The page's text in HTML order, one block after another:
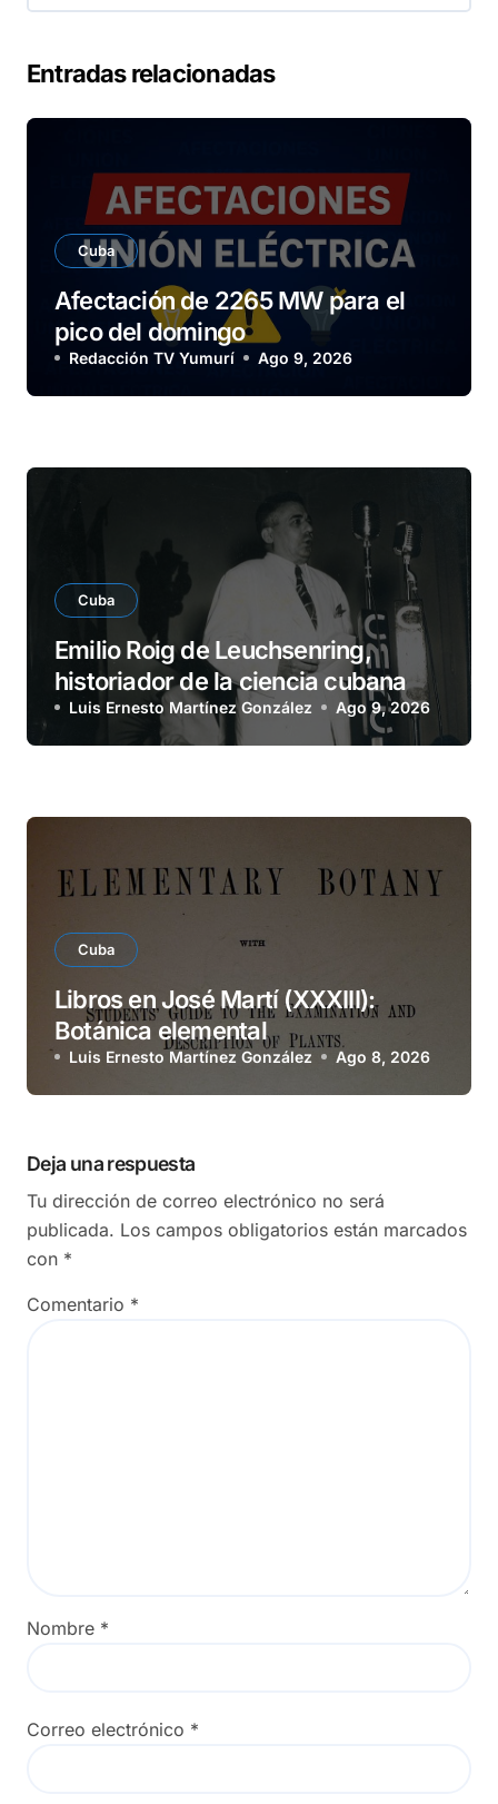
Entradas relacionadas
Cuba
Afectación de 2265 MW para el
pico del domingo
Redacción TV Yumurí Ago 9, 2026
Cuba
Emilio Roig de Leuchsenring,
historiador de la ciencia cubana
Luis Ernesto Martínez González Ago 9, 2026
Cuba
Libros en José Martí (XXXIII):
Botánica elemental
Luis Ernesto Martínez González Ago 8, 2026
Deja una respuesta
Tu dirección de correo electrónico no será
publicada. Los campos obligatorios están marcados
con *
Comentario *
Nombre *
Correo electrónico *